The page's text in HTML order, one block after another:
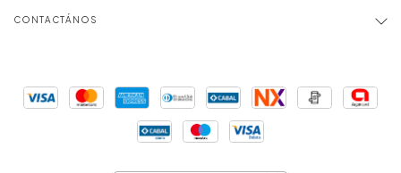
CONTACTÁNOS